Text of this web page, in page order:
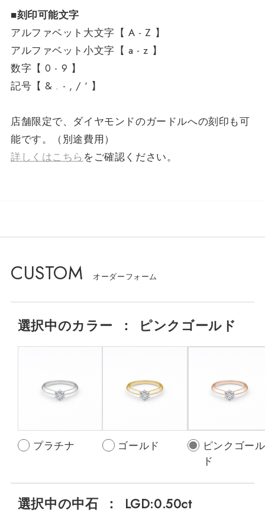
■刻印可能文字
アルファベット大文字【 A - Z 】
アルファベット小文字【 a - z 】
数字【 0 - 9 】
記号【 & . - , / ‘ 】
店舗限定で、ダイヤモンドのガードルへの刻印も可
能です。（別途費用）
詳しくはこちら をご確認ください。
CUSTOM
選択中のカラー ： ピンクゴールド
プラチナ ゴールド
ピンクゴール
ド
選択中の中石 ： LGD:0.50ct